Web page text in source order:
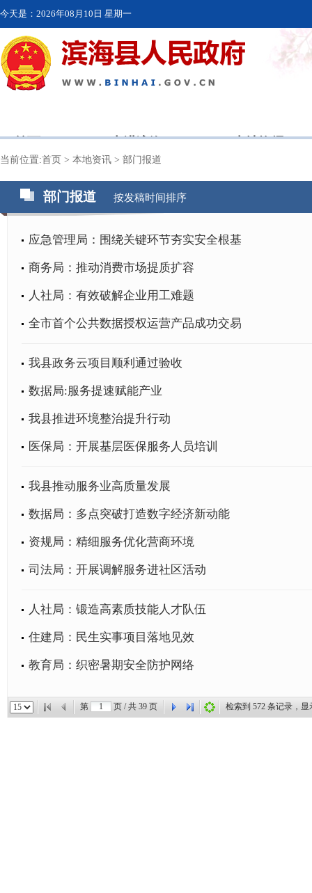
今天是： 2026年08月10日 星期一
首页 走进滨海 本地资讯
当前位置:首页 > 本地资讯 > 部门报道
部门报道 按发稿时间排序
应急管理局：围绕关键环节夯实安全根基
商务局：推动消费市场提质扩容
人社局：有效破解企业用工难题
全市首个公共数据授权运营产品成功交易
我县政务云项目顺利通过验收
数据局:服务提速赋能产业
我县推进环境整治提升行动
医保局：开展基层医保服务人员培训
我县推动服务业高质量发展
数据局：多点突破打造数字经济新动能
资规局：精细服务优化营商环境
司法局：开展调解服务进社区活动
人社局：锻造高素质技能人才队伍
住建局：民生实事项目落地见效
教育局：织密暑期安全防护网络
第 页 / 共 39 页 检索到 572 条记录，